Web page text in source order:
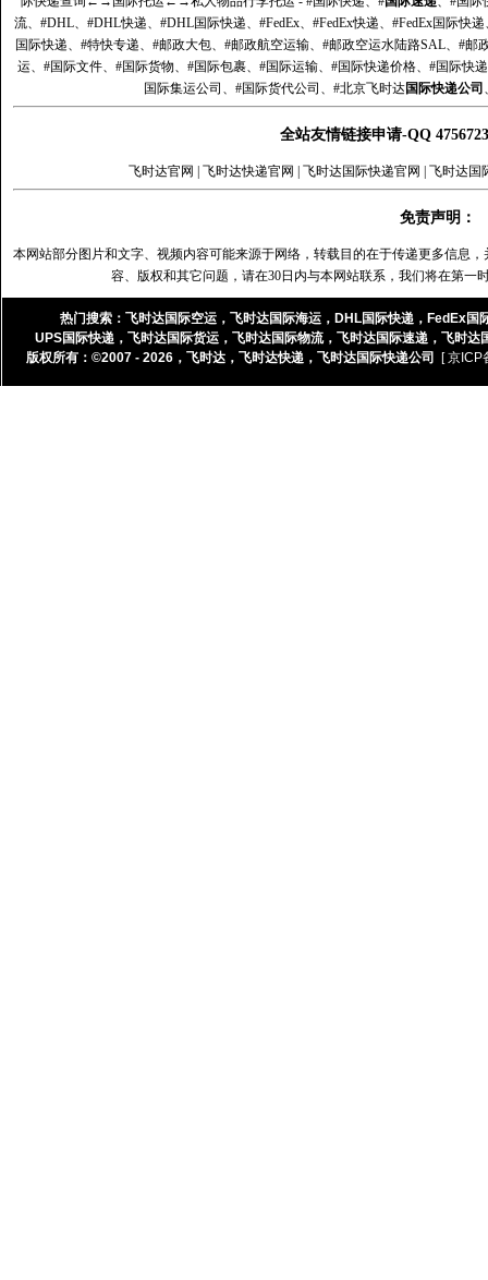
流、#DHL、#DHL快递、#DHL国际快递、#FedEx、#FedEx快递、#FedEx国际快
国际快递、#特快专递、#邮政大包、#邮政航空运输、#邮政空运水陆路SAL、#
运、#国际文件、#国际货物、#国际包裹、#国际运输、#国际快递价格、#国际快
国际集运公司、#国际货代公司、#北京飞时达国际快递公司
全站友情链接申请-QQ
飞时达官网 飞时达快递官网 飞时达国际快递官网 飞时达国
免责声明：
本网站部分图片和文字、视频内容可能来源于网络，转载目的在于传递更多信息
容、版权和其它问题，请在30日内与本网站联系，我们将在第一
热门搜索： 飞时达国际空运 ， 飞时达国际海运 ， DHL国际快递 ， FedEx国
UPS国际快递 ， 飞时达国际货运 ， 飞时达国际物流， 飞时达国际速递 ， 飞时达
版权所有：©2007 - 2026， 飞时达， 飞时达快递， 飞时达国际快递公司 [ 京ICP